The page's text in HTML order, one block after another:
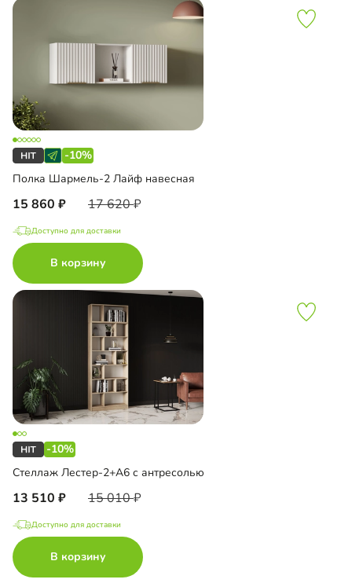
-10%
Полка Шармель-2 Лайф навесная
15 860 17 620
Доступно для доставки
В корзину
-10%
Стеллаж Лестер-2+А6 с антресолью
13 510 15 010
Доступно для доставки
В корзину